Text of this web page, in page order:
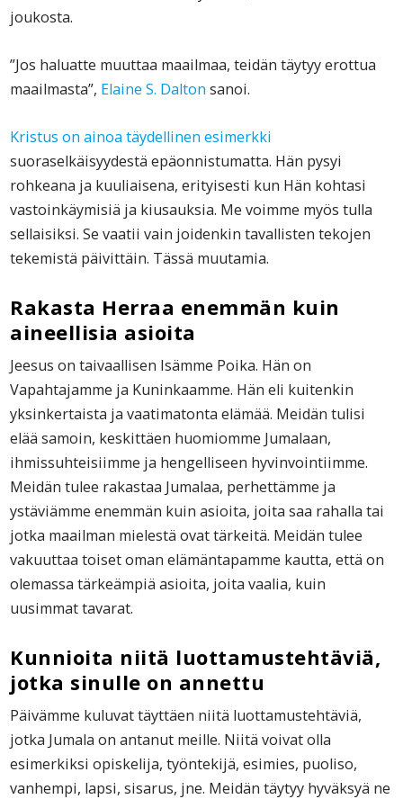
joukosta.
”Jos haluatte muuttaa maailmaa, teidän täytyy erottua
maailmasta”, Elaine S. Dalton sanoi.
Kristus on ainoa täydellinen esimerkki
suoraselkäisyydestä epäonnistumatta. Hän pysyi
rohkeana ja kuuliaisena, erityisesti kun Hän kohtasi
vastoinkäymisiä ja kiusauksia. Me voimme myös tulla
sellaisiksi. Se vaatii vain joidenkin tavallisten tekojen
tekemistä päivittäin. Tässä muutamia.
Rakasta Herraa enemmän kuin
aineellisia asioita
Jeesus on taivaallisen Isämme Poika. Hän on
Vapahtajamme ja Kuninkaamme. Hän eli kuitenkin
yksinkertaista ja vaatimatonta elämää. Meidän tulisi
elää samoin, keskittäen huomiomme Jumalaan,
ihmissuhteisiimme ja hengelliseen hyvinvointiimme.
Meidän tulee rakastaa Jumalaa, perhettämme ja
ystäviämme enemmän kuin asioita, joita saa rahalla tai
jotka maailman mielestä ovat tärkeitä. Meidän tulee
vakuuttaa toiset oman elämäntapamme kautta, että on
olemassa tärkeämpiä asioita, joita vaalia, kuin
uusimmat tavarat.
Kunnioita niitä luottamustehtäviä,
jotka sinulle on annettu
Päivämme kuluvat täyttäen niitä luottamustehtäviä,
jotka Jumala on antanut meille. Niitä voivat olla
esimerkiksi opiskelija, työntekijä, esimies, puoliso,
vanhempi, lapsi, sisarus, jne. Meidän täytyy hyväksyä ne